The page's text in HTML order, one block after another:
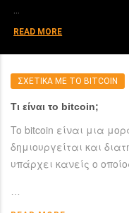
READ MORE
ΣΧΕΤΙΚΑ ΜΕ ΤΟ BITCOIN
Τι είναι το bitcoin;
To bitcoin είναι μια
δημιουργείται και
υπάρχει κανείς ο
…